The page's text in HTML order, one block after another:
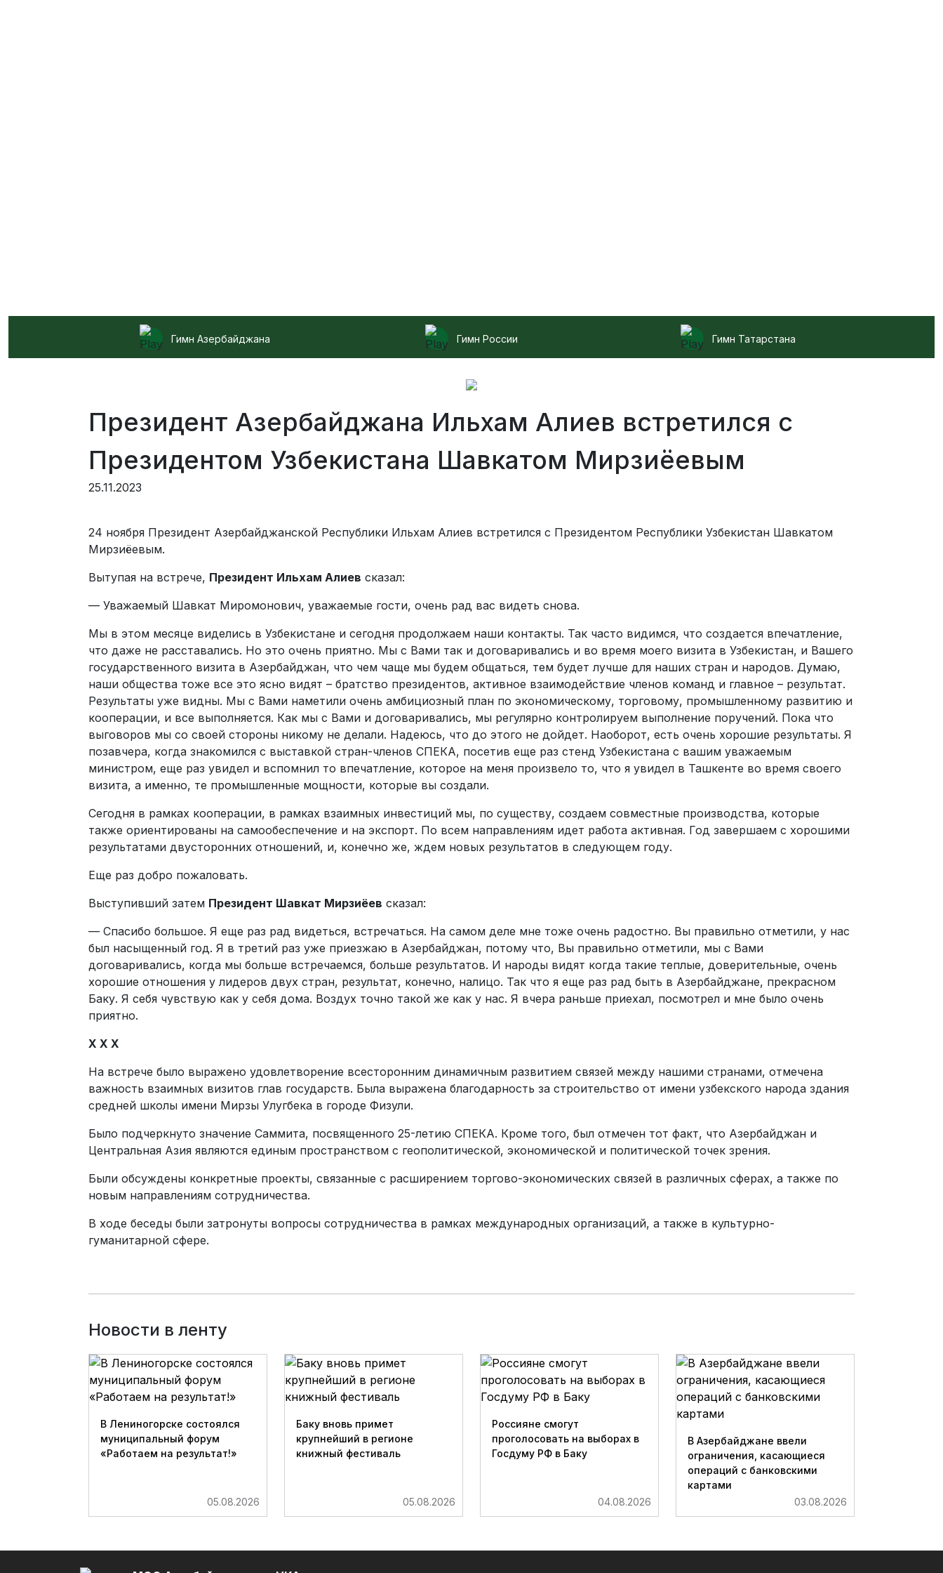
Гимн Азербайджана Гимн России Гимн Татарстана
Президент Азербайджана Ильхам Алиев встретился с
Президентом Узбекистана Шавкатом Мирзиёевым
25.11.2023
24 ноября Президент Азербайджанской Республики Ильхам Алиев встретился с Президентом Республики Узбекистан Шавкатом
Мирзиёевым.
Вытупая на встрече, Президент Ильхам Алиев сказал:
— Уважаемый Шавкат Миромонович, уважаемые гости, очень рад вас видеть снова.
Мы в этом месяце виделись в Узбекистане и сегодня продолжаем наши контакты. Так часто видимся, что создается впечатление,
что даже не расставались. Но это очень приятно. Мы с Вами так и договаривались и во время моего визита в Узбекистан, и Вашего
государственного визита в Азербайджан, что чем чаще мы будем общаться, тем будет лучше для наших стран и народов. Думаю,
наши общества тоже все это ясно видят – братство президентов, активное взаимодействие членов команд и главное – результат.
Результаты уже видны. Мы с Вами наметили очень амбициозный план по экономическому, торговому, промышленному развитию и
кооперации, и все выполняется. Как мы с Вами и договаривались, мы регулярно контролируем выполнение поручений. Пока что
выговоров мы со своей стороны никому не делали. Надеюсь, что до этого не дойдет. Наоборот, есть очень хорошие результаты. Я
позавчера, когда знакомился с выставкой стран-членов СПЕКА, посетив еще раз стенд Узбекистана с вашим уважаемым
министром, еще раз увидел и вспомнил то впечатление, которое на меня произвело то, что я увидел в Ташкенте во время своего
визита, а именно, те промышленные мощности, которые вы создали.
Сегодня в рамках кооперации, в рамках взаимных инвестиций мы, по существу, создаем совместные производства, которые
также ориентированы на самообеспечение и на экспорт. По всем направлениям идет работа активная. Год завершаем с хорошими
результатами двусторонних отношений, и, конечно же, ждем новых результатов в следующем году.
Еще раз добро пожаловать.
Выступивший затем Президент Шавкат Мирзиёев сказал:
— Спасибо большое. Я еще раз рад видеться, встречаться. На самом деле мне тоже очень радостно. Вы правильно отметили, у нас
был насыщенный год. Я в третий раз уже приезжаю в Азербайджан, потому что, Вы правильно отметили, мы с Вами
договаривались, когда мы больше встречаемся, больше результатов. И народы видят когда такие теплые, доверительные, очень
хорошие отношения у лидеров двух стран, результат, конечно, налицо. Так что я еще раз рад быть в Азербайджане, прекрасном
Баку. Я себя чувствую как у себя дома. Воздух точно такой же как у нас. Я вчера раньше приехал, посмотрел и мне было очень
приятно.
Х Х Х
На встрече было выражено удовлетворение всесторонним динамичным развитием связей между нашими странами, отмечена
важность взаимных визитов глав государств. Была выражена благодарность за строительство от имени узбекского народа здания
средней школы имени Мирзы Улугбека в городе Физули.
Было подчеркнуто значение Саммита, посвященного 25-летию СПЕКА. Кроме того, был отмечен тот факт, что Азербайджан и
Центральная Азия являются единым пространством с геополитической, экономической и политической точек зрения.
Были обсуждены конкретные проекты, связанные с расширением торгово-экономических связей в различных сферах, а также по
новым направлениям сотрудничества.
В ходе беседы были затронуты вопросы сотрудничества в рамках международных организаций, а также в культурно-
гуманитарной сфере.
Новости в ленту
В Лениногорске состоялся
муниципальный форум
«Работаем на результат!»
05.08.2026
Баку вновь примет
крупнейший в регионе
книжный фестиваль
05.08.2026
Россияне смогут
проголосовать на выборах в
Госдуму РФ в Баку
04.08.2026
В Азербайджане ввели
ограничения, касающиеся
операций с банковскими
картами
03.08.2026